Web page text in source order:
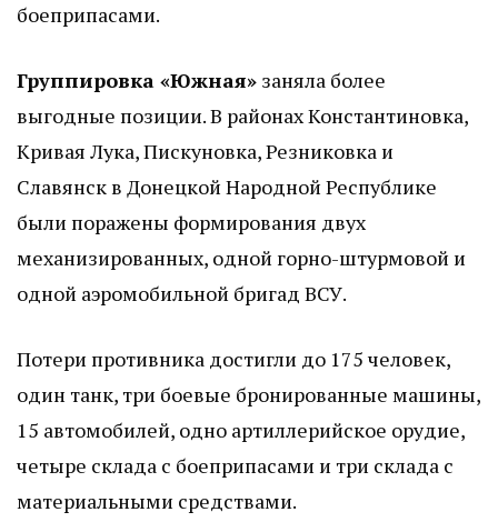
боеприпасами.
Группировка «Южная» заняла более
выгодные позиции. В районах Константиновка,
Кривая Лука, Пискуновка, Резниковка и
Славянск в Донецкой Народной Республике
были поражены формирования двух
механизированных, одной горно-штурмовой и
одной аэромобильной бригад ВСУ.
Потери противника достигли до 175 человек,
один танк, три боевые бронированные машины,
15 автомобилей, одно артиллерийское орудие,
четыре склада с боеприпасами и три склада с
материальными средствами.